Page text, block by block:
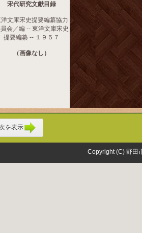
宋代研究文獻目録
文庫宋史提要編纂協力
会／編 -- 東洋文庫宋史
提要編纂 -- １９５７
（画像なし）
次を表示
Copyright (C) 野田